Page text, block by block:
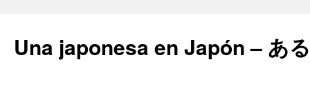
Una japonesa en Japón – あ